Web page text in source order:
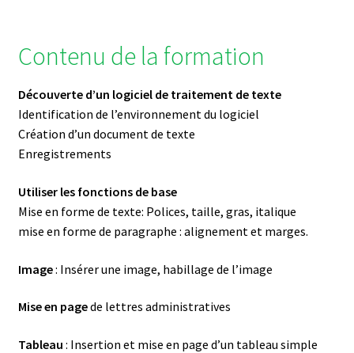
Contenu de la formation
Découverte d’un logiciel de traitement de texte
Identification de l’environnement du logiciel
Création d’un document de texte
Enregistrements
Utiliser les fonctions de base
Mise en forme de texte: Polices, taille, gras, italique
mise en forme de paragraphe : alignement et marges.
Image: Insérer une image, habillage de l’image
Mise en pagede lettres administratives
Tableau : Insertion et mise en page d’un tableau simple